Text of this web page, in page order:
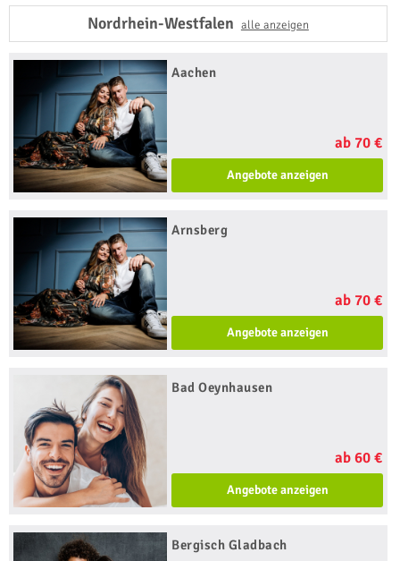
Nordrhein-Westfalen alle anzeigen
Aachen
ab 70 €
Angebote anzeigen
Arnsberg
ab 70 €
Angebote anzeigen
Bad Oeynhausen
ab 60 €
Angebote anzeigen
Bergisch Gladbach